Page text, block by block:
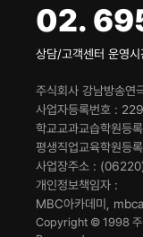
02.
상담/고객센터 운영
주식회사 강남방송연
사업자등록번호
학교교과교습학원등
평생직업교육학원등
사업장주소
개인정보책임자
MBC아카데미,
Copyright © 1998 주